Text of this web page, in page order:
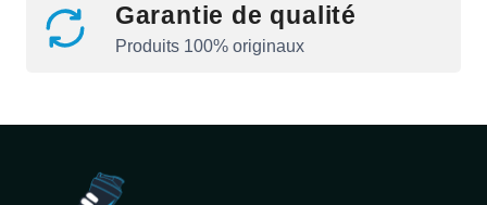
Garantie de qualité
Produits 100% originaux